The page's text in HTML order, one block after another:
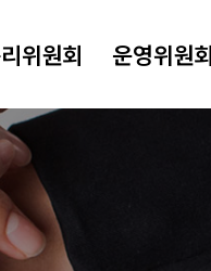
위원회 운영위원회